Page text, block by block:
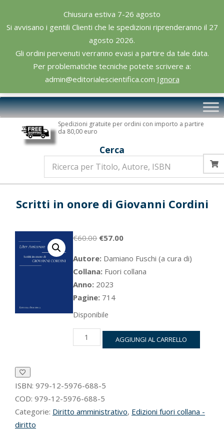
Chiusura estiva 7-26 agosto
Si avvisano i gentili Clienti che le spedizioni riprenderanno il 27
agosto 2026.
Gli ordini pervenuti verranno evasi a partire da tale data.
Per problematiche tecniche potete scrivere a:
admin@editorialescientifica.com Ignora
content
Editoriale
Scientifica
Primary
Navigation
Spedizioni gratuite per ordini con importo a partire
da 80,00 euro
Cerca
Scritti in onore di Giovanni Cordini
€60.00 Il
originale
era:
€60.00.
€57.00Il
attuale
è:
Autore: Damiano Fuschi (a cura di)
Collana: Fuori collana
Anno: 2023
Pagine: 714
Disponibile
Scritti
in
Cordini
quantità
AGGIUNGI AL CARRELLO
ISBN: 979-12-5976-688-5
COD: 979-12-5976-688-5
Categorie: Diritto amministrativo, Edizioni fuori collana -
diritto